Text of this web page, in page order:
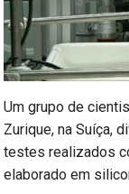
Um grupo de
Zurique, na Suíça,
testes realizados
elaborado em